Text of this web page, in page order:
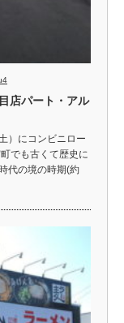
店パート・アル
）にコンビニロー
でも古くて歴史に
代の境の時期(約